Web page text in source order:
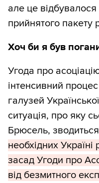
але це відбувалося
прийнятого пакету
Хоч би я був
Угода про
інтенсивний
галузей
ситуація, про яку
Брюсель,
необхідних
засад Угоди про
від безмитного